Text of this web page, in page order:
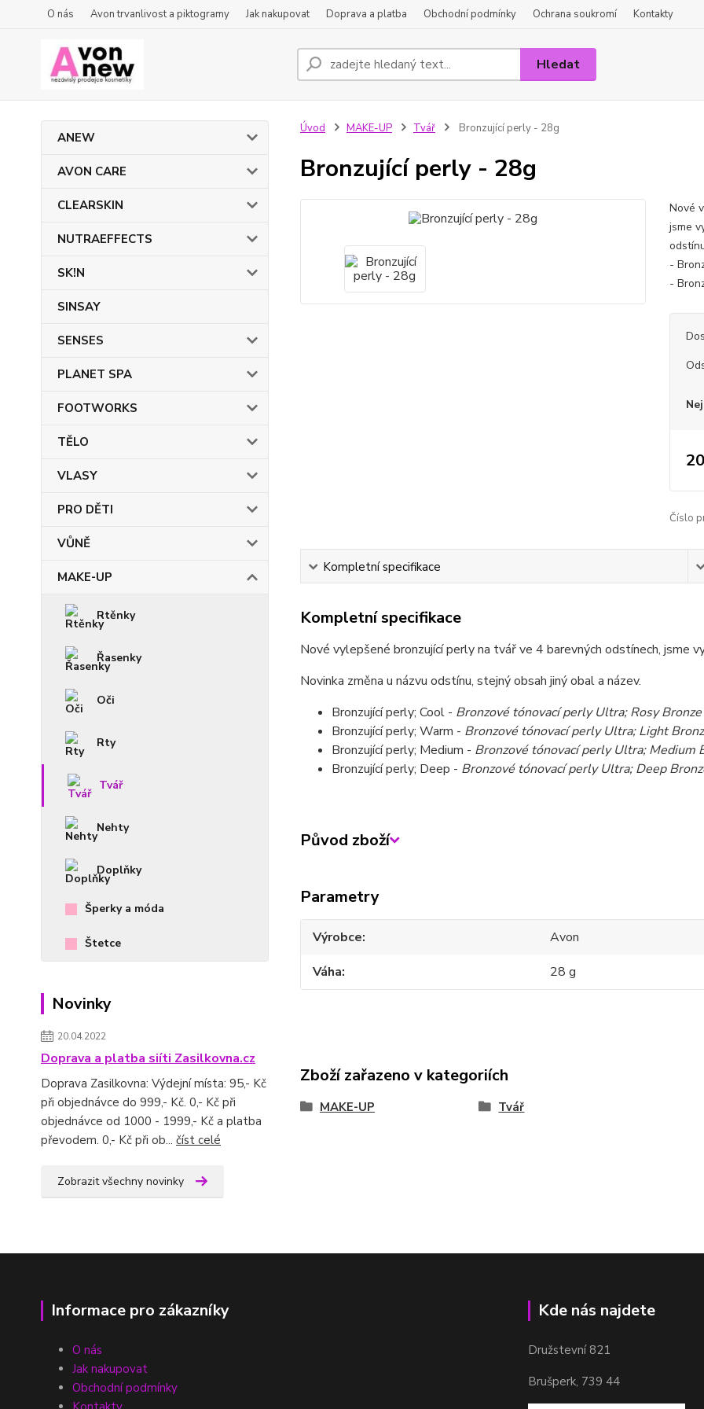
O nás Avon trvanlivost a piktogramy Jak nakupovat Doprava a platba Obchodní podmínky Ochrana soukromí Kontakty
Hledat
ANEW
AVON CARE
CLEARSKIN
NUTRAEFFECTS
SK!N
SINSAY
SENSES
PLANET SPA
FOOTWORKS
TĚLO
VLASY
PRO DĚTI
VŮNĚ
MAKE-UP
Rtěnky
Řasenky
Oči
Rty
Tvář
Nehty
Doplňky
Šperky a móda
Štetce
Novinky
20.04.2022
Doprava a platba siíti Zasilkovna.cz
Doprava Zasilkovna: Výdejní místa: 95,- Kč
při objednávce do 999,- Kč. 0,- Kč při
objednávce od 1000 - 1999,- Kč a platba
převodem. 0,- Kč při ob... číst celé
Zobrazit všechny novinky
Úvod MAKE-UP Tvář Bronzující perly - 28g
Bronzující perly - 28g
Nové
jsme
-
-
Číslo
Kompletní specifikace
Kompletní specifikace
Nové vylepšené bronzující perly na tvář ve 4 barevných odstínech, jsme
Novinka změna u názvu odstínu, stejný obsah jiný obal a název.
Bronzující perly; Cool - Bronzové tónovací perly Ultra; Rosy Bronze
Bronzující perly; Warm - Bronzové tónovací perly Ultra; Light
Bronzující perly; Medium - Bronzové tónovací perly Ultra; Medium
Bronzující perly; Deep - Bronzové tónovací perly Ultra; Deep
Původ zboží
Parametry
Výrobce
Avon
Váha
28 g
Zboží zařazeno v kategoriích
MAKE-UP Tvář
Informace pro zákazníky
O nás
Jak nakupovat
Obchodní podmínky
Kde nás najdete
Družstevní 821
Brušperk, 739 44